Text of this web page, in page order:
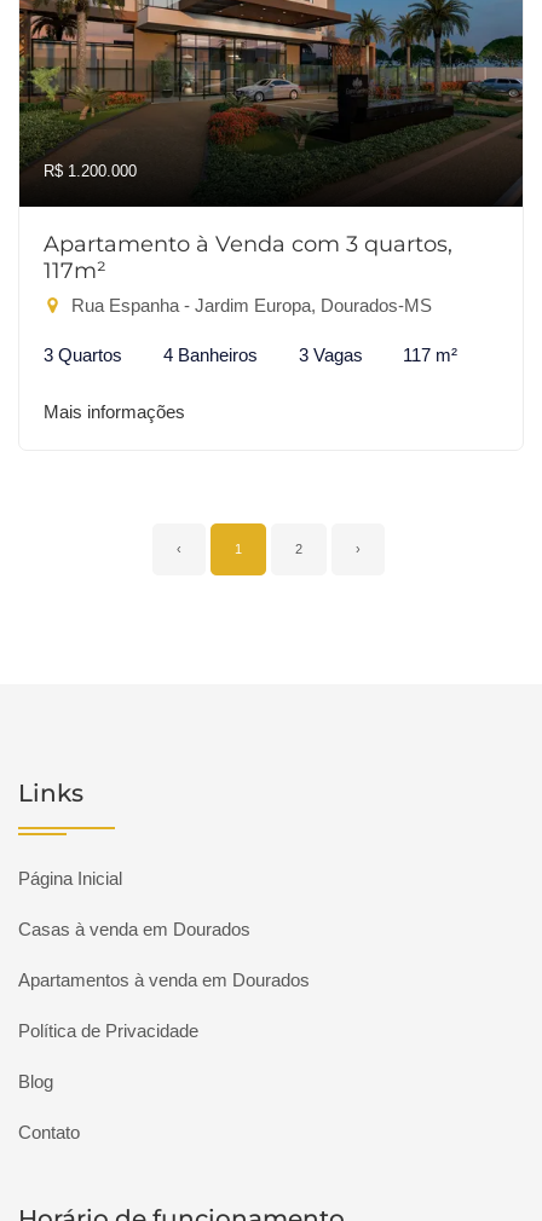
R$ 1.200.000
Apartamento à Venda com 3 quartos,
117m²
Rua Espanha - Jardim Europa, Dourados-MS
3 Quartos 4 Banheiros 3 Vagas 117 m²
Mais informações
‹ 1 2 ›
Links
Página Inicial
Casas à venda em Dourados
Apartamentos à venda em Dourados
Política de Privacidade
Blog
Contato